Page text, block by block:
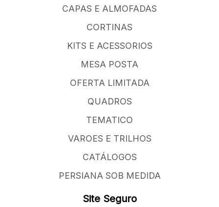
CAPAS E ALMOFADAS
CORTINAS
KITS E ACESSORIOS
MESA POSTA
OFERTA LIMITADA
QUADROS
TEMATICO
VAROES E TRILHOS
CATÁLOGOS
PERSIANA SOB MEDIDA
Site Seguro